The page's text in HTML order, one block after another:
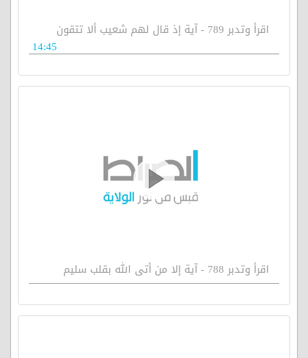
اقرأ وتدبر 789 - آية إذ قال لهم شعيب ألا تتقون
14:45
اقرأ وتدبر 788 - آية إلا من أتى الله بقلب سليم